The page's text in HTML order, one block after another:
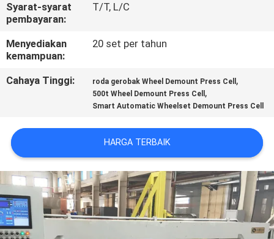
PERMINTAAN
SITEMAP
POLICY
Syarat-syarat
pembayaran:
T/T, L/C
Menyediakan
kemampuan:
20 set per tahun
Cahaya Tinggi: roda gerobak Wheel Demount Press Cell ,
500t Wheel Demount Press Cell ,
Smart Automatic Wheelset Demount Press Cell
HARGA TERBAIK